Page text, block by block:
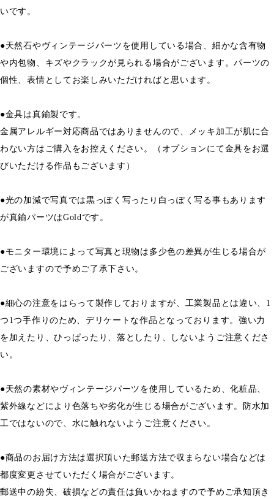
いです。
●天然石やヴィンテージパーツを使用している場合、細かな含有物
や内包物、キズやクラックが見られる場合がございます。パーツの
個性、表情としてお楽しみいただければと思います。
●金具は真鍮製です。
金属アレルギー対応商品ではありませんので、メッキ加工が肌に合
わない方はご購入をお控えください。（オプションにて金具をお選
びいただける作品もございます）
●光の加減で写真では黒っぽく写ったり白っぽく写る事もあります
が真鍮パーツはGoldです。
●モニター環境によって写真と現物は多少色の差異が生じる場合が
ございますので予めご了承下さい。
●細心の注意をはらって製作しておりますが、工業製品とは違い、1
つ1つ手作りのため、デリケートな作品となっております。強い力
を加えたり、ひっぱったり、落としたり、しないようご注意くださ
い。
●天然の素材やヴィンテージパーツを使用しているため、化粧品、
紫外線などにより色落ちや劣化が生じる場合がございます。防水加
工ではないので、水に触れないようご注意ください。
●商品のお届け方法は選択頂いた郵送方法で収まらない場合などは
都度変更させていただく場合がございます。
郵送中の紛失、破損などの責任は負いかねますので予めご承知頂き